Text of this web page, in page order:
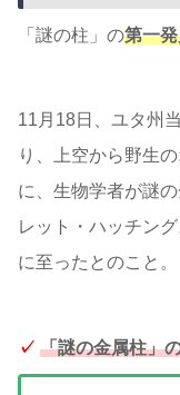
「謎の柱」の第一
11月18日、ユタ州
り、上空から野生
に、生物学者が謎
レット・ハッチン
に至ったとのこと。
✓ 「謎の金属柱」